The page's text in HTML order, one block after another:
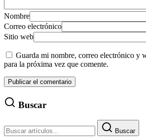
Nombre
Correo electrónico
Sitio web
Guarda mi nombre, correo electrónico y
para la próxima vez que comente.
Buscar
Buscar